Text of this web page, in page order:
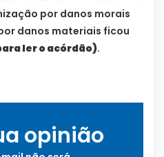
por danos morais
danos materiais ficou
ler o acórdão).
opinião